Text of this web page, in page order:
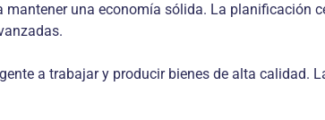
una economía sólida. La planificación
a trabajar y producir bienes de alta calidad.